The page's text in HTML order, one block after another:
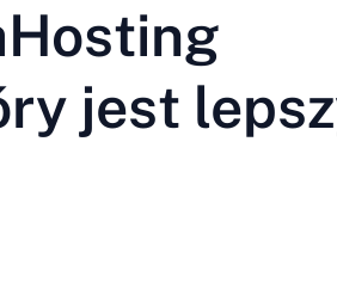
Hosting poczty e-mail
ET - Eesti
NL - Nederlands
jest